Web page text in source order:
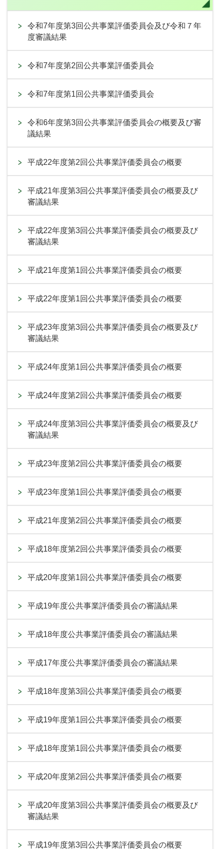
令和7年度第3回公共事業評価委員会及び令和７年
度審議結果
令和7年度第2回公共事業評価委員会
令和7年度第1回公共事業評価委員会
令和6年度第3回公共事業評価委員会の概要及び審
議結果
平成22年度第2回公共事業評価委員会の概要
平成21年度第3回公共事業評価委員会の概要及び
審議結果
平成22年度第3回公共事業評価委員会の概要及び
審議結果
平成21年度第1回公共事業評価委員会の概要
平成22年度第1回公共事業評価委員会の概要
平成23年度第3回公共事業評価委員会の概要及び
審議結果
平成24年度第1回公共事業評価委員会の概要
平成24年度第2回公共事業評価委員会の概要
平成24年度第3回公共事業評価委員会の概要及び
審議結果
平成23年度第2回公共事業評価委員会の概要
平成23年度第1回公共事業評価委員会の概要
平成21年度第2回公共事業評価委員会の概要
平成18年度第2回公共事業評価委員会の概要
平成20年度第1回公共事業評価委員会の概要
平成19年度公共事業評価委員会の審議結果
平成18年度公共事業評価委員会の審議結果
平成17年度公共事業評価委員会の審議結果
平成18年度第3回公共事業評価委員会の概要
平成19年度第1回公共事業評価委員会の概要
平成18年度第1回公共事業評価委員会の概要
平成20年度第2回公共事業評価委員会の概要
平成20年度第3回公共事業評価委員会の概要及び
審議結果
平成19年度第3回公共事業評価委員会の概要